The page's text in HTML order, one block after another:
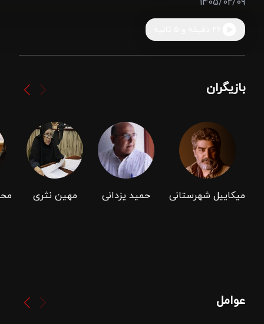
بازیگران
میکاییل شهرستانی حمید یزدانی مهین نثری
عوامل